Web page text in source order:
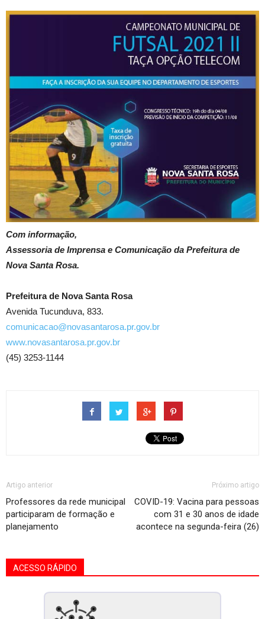
Com informação,
Assessoria de Imprensa e Comunicação da Prefeitura de
Nova Santa Rosa.
Prefeitura de Nova Santa Rosa
Avenida Tucunduva, 833.
comunicacao@novasantarosa.pr.gov.br
www.novasantarosa.pr.gov.br
(45) 3253-1144
Artigo anterior
Professores da rede municipal
participaram de formação e
planejamento
Próximo artigo
COVID-19: Vacina para pessoas
com 31 e 30 anos de idade
acontece na segunda-feira (26)
ACESSO RÁPIDO